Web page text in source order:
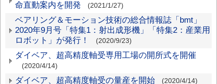
命直動案内を開発
(2021/1/27)
ベアリング＆モーション技術の総合情報誌「bmt」
2020年9月号「特集1：射出成形機」「特集2：産業用
ロボット」が発行！
(2020/9/23)
ダイベア、超高精度軸受専用工場の開所式を開催
(2020/4/14)
ダイベア、超高精度軸受の量産を開始 (2020/4/14)